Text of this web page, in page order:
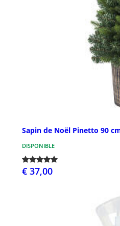
Sapin de Noël Pinetto 90
DISPONIBLE
€ 37,00